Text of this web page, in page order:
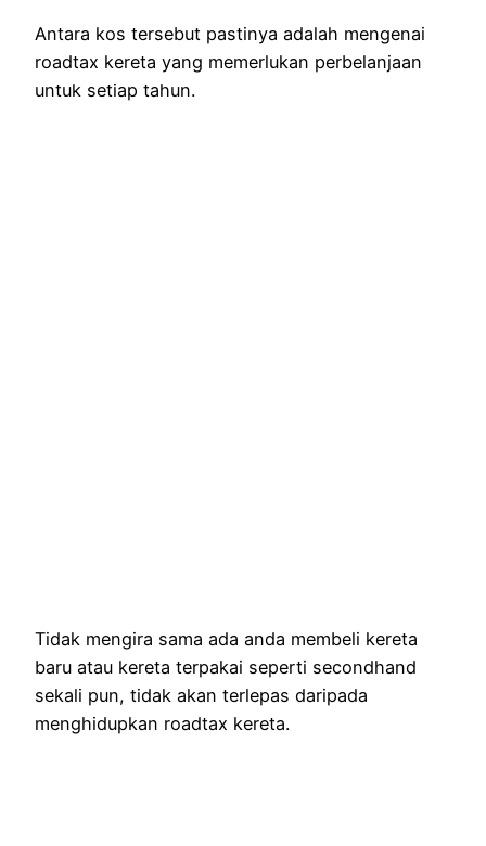
Antara kos tersebut pastinya adalah mengenai
roadtax kereta yang memerlukan perbelanjaan
untuk setiap tahun.
Tidak mengira sama ada anda membeli kereta
baru atau kereta terpakai seperti secondhand
sekali pun, tidak akan terlepas daripada
menghidupkan roadtax kereta.